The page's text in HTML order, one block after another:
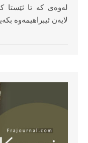
لەوەی کە تا ئێستا
لایەن ئیبراهیمەوە